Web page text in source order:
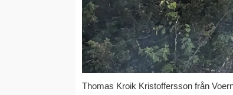
Thomas Kroik Kristoffersson från